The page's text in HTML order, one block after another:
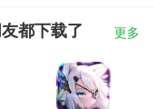
都下载了 更多